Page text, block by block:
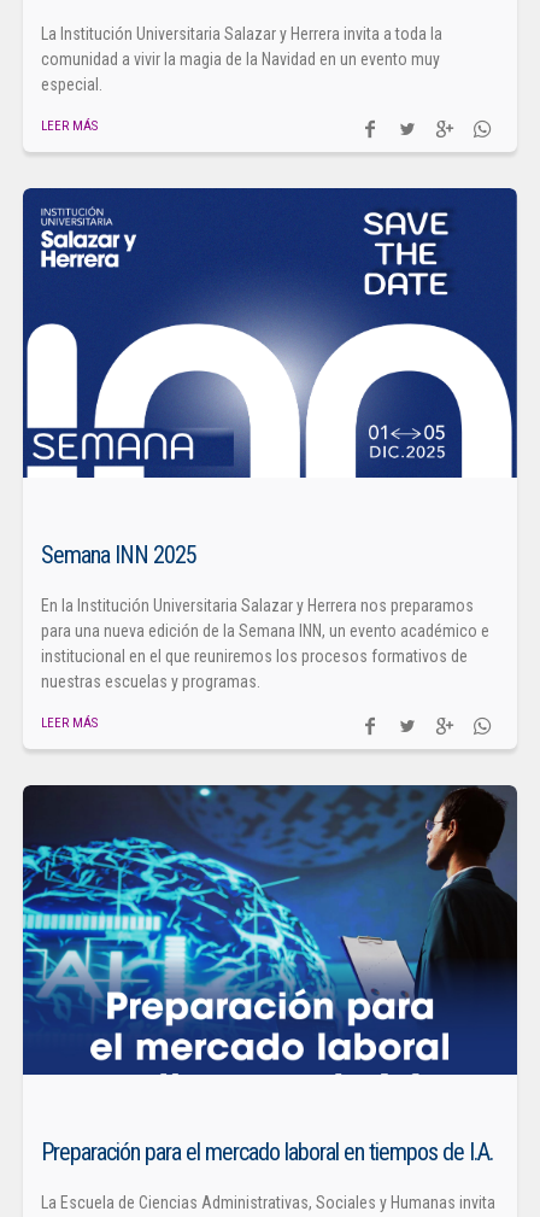
La Institución Universitaria Salazar y Herrera invita a toda la
comunidad a vivir la magia de la Navidad en un evento muy
especial.
LEER MÁS
Semana INN 2025
En la Institución Universitaria Salazar y Herrera nos preparamos
para una nueva edición de la Semana INN, un evento académico e
institucional en el que reuniremos los procesos formativos de
nuestras escuelas y programas.
LEER MÁS
Preparación para el mercado laboral en tiempos de I.A.
La Escuela de Ciencias Administrativas, Sociales y Humanas invita